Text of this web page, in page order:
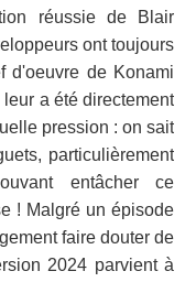
réussie de Blair
ont toujours
d'oeuvre de Konami
a été directement
pression : on sait
particulièrement
entâcher ce
! Malgré un épisode
faire douter de
2024 parvient à